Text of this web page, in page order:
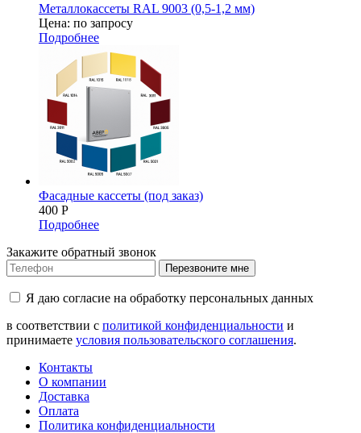
Металлокассеты RAL 9003 (0,5-1,2 мм)
Цена: по запросу
Подробнее
Фасадные кассеты (под заказ)
400 Р
Подробнее
Закажите обратный звонок
Перезвоните мне
Я даю согласие на обработку персональных данных
в соответствии с политикой конфиденциальности и
принимаете условия пользовательского соглашения.
Контакты
О компании
Доставка
Оплата
Политика конфиденциальности